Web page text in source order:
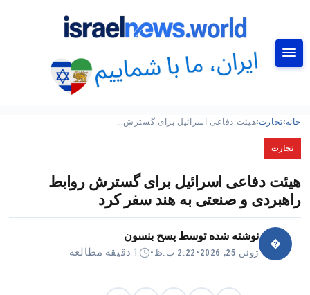
خانه›تجارت›هیئت دفاعی اسرائیل برای گسترش…
تجارت
هیئت دفاعی اسرائیل برای گسترش روابط
راهبردی و صنعتی به هند سفر کرد
�
نوشته شده توسط پسح بنسون
ژوئن 25, 2026 • 2:22 ب.ظ • 1 دقیقه مطالعه